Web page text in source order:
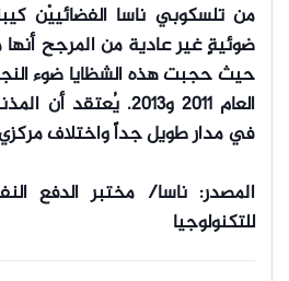
من تلسكوبي ناسا الفضائييْن
ضوئيةٍ غير عادية من المرجح أنها
حيث حجبت هذه الشظايا ضوء
العام 2011 و2013.
في مدار طويل جداً واختلاف
المصدر: ناسا/ مختبر الدفع
للتكنولوجيا